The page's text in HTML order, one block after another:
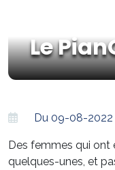
Le
Du 09-08-2022
Des femmes qui ont
quelques-unes, et